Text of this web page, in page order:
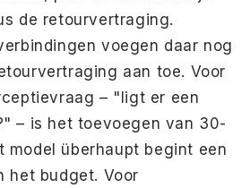
de retourvertraging.
voegen daar nog
aan toe. Voor
– "ligt er een
– is het toevoegen van 30-
model überhaupt begint een
het budget. Voor